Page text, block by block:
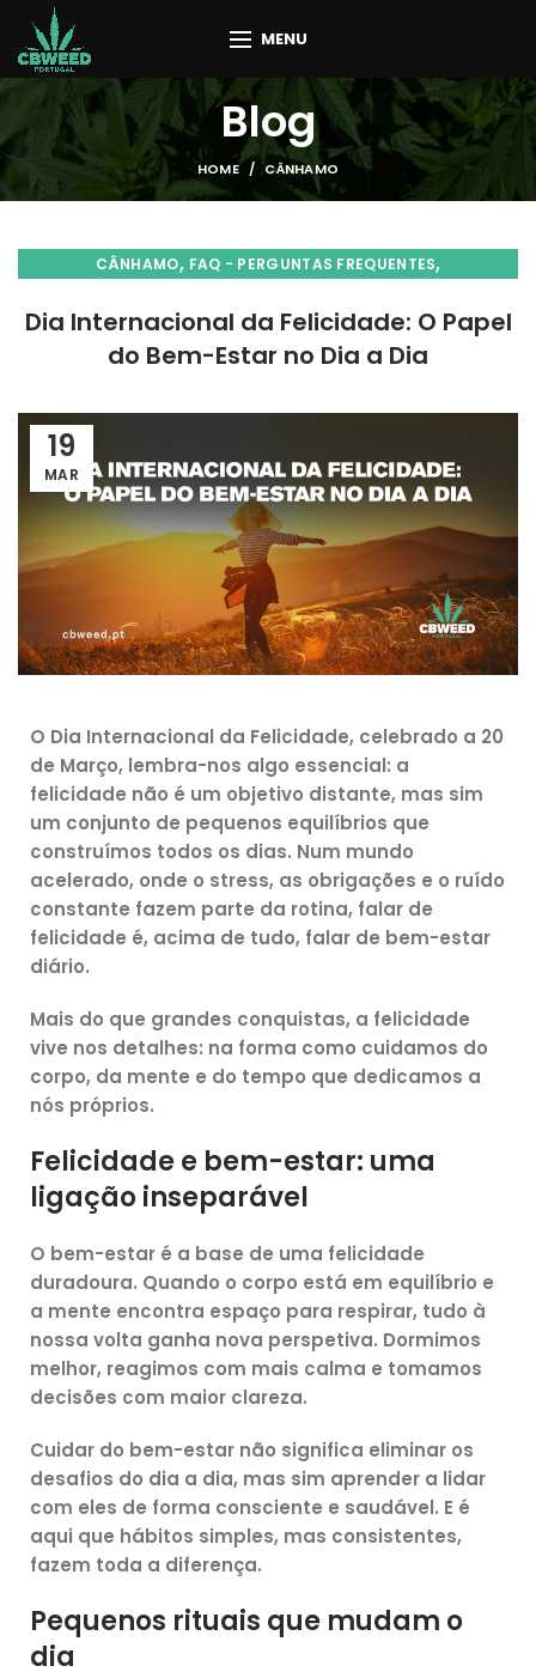
MENU
Blog
HOME CÂNHAMO
CÂNHAMO, FAQ - PERGUNTAS FREQUENTES,
Dia Internacional da Felicidade: O Papel
do Bem-Estar no Dia a Dia
19
MAR
O Dia Internacional da Felicidade, celebrado a 20
de Março, lembra-nos algo essencial: a
felicidade não é um objetivo distante, mas sim
um conjunto de pequenos equilíbrios que
construímos todos os dias. Num mundo
acelerado, onde o stress, as obrigações e o ruído
constante fazem parte da rotina, falar de
felicidade é, acima de tudo, falar de bem-estar
diário.
Mais do que grandes conquistas, a felicidade
vive nos detalhes: na forma como cuidamos do
corpo, da mente e do tempo que dedicamos a
nós próprios.
Felicidade e bem-estar: uma
ligação inseparável
O bem-estar é a base de uma felicidade
duradoura. Quando o corpo está em equilíbrio e
a mente encontra espaço para respirar, tudo à
nossa volta ganha nova perspetiva. Dormimos
melhor, reagimos com mais calma e tomamos
decisões com maior clareza.
Cuidar do bem-estar não significa eliminar os
desafios do dia a dia, mas sim aprender a lidar
com eles de forma consciente e saudável. E é
aqui que hábitos simples, mas consistentes,
fazem toda a diferença.
Pequenos rituais que mudam o
dia